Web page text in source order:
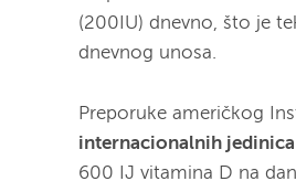
(200IU) dnevno, što je
dnevnog unosa.
Preporuke američkog
internacionalnih
600 IJ vitamina D na